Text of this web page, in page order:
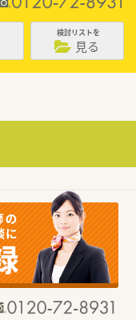
検討リストを
見る